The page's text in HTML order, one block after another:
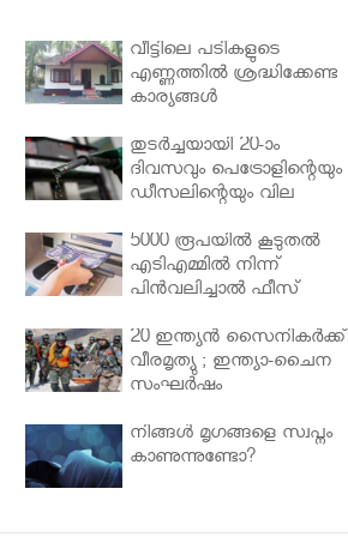
വീട്ടിലെ പടികളുടെ
എണ്ണത്തിൽ ശ്രദ്ധിക്കേണ്ട
കാര്യങ്ങൾ
തുടർച്ചയായി 20-ാം
ദിവസവും പെട്രോളിന്റെയും
ഡീസലിന്റെയും വില
5000 രൂപയിൽ കൂടുതൽ
എടിഎമ്മിൽ നിന്ന്
പിൻവലിച്ചാൽ ഫീസ്
20 ഇന്ത്യൻ സൈനികർക്ക്
വീരമൃത്യു ; ഇന്ത്യാ-ചൈന
സംഘർഷം
നിങ്ങള്‍ മൃഗങ്ങളെ സ്വപ്നം
കാണുന്നുണ്ടോ?